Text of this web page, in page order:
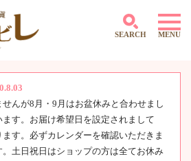
SEARCH MENU
～500円
501円～1,000円
1,001円～2,000円
2,001円～3,000円
んが8月・9月はお盆休みと合わせまし
す。お届け希望日を設定されまして
す。必ずカレンダーを確認いただきま
土日祝日はショップの方は全てお休み